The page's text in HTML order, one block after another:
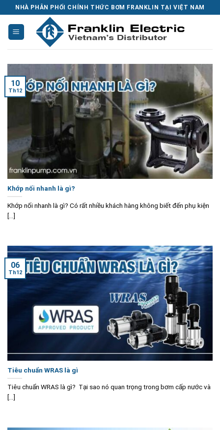
to
content
NHÀ PHÂN PHỐI CHÍNH THỨC BƠM FRANKLIN TẠI VIỆT NAM
Khớp nối nhanh là gì?
Khớp nối nhanh là gì? Có rất nhiều khách hàng không biết đến phụ kiện
[...]
10
Th12
Tiêu chuẩn WRAS là gì
Tiêu chuẩn WRAS là gì? Tại sao nó quan trọng trong bơm cấp nước và
[...]
06
Th12